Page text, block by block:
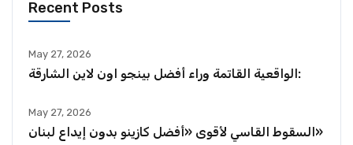
Recent Posts
May 27, 2026
الواقعية القاتمة وراء أفضل بينجو اون لاين الشارقة:
May 27, 2026
السقوط القاسي لأقوى «أفضل كازينو بدون إيداع لبنان»